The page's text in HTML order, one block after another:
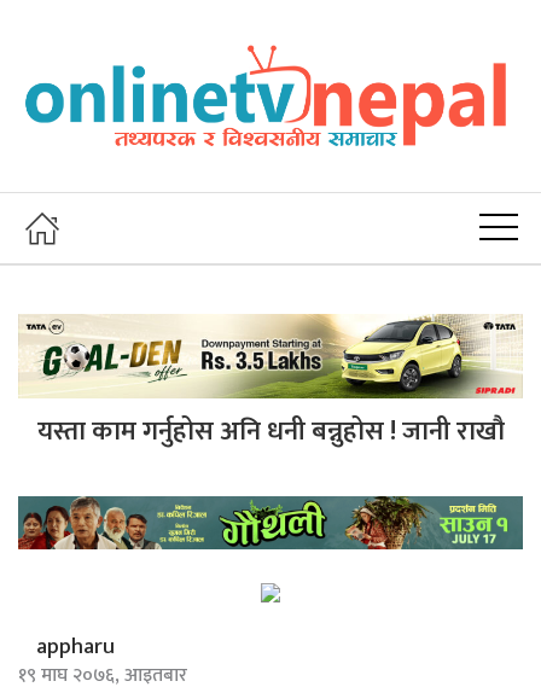
यस्ता काम गर्नुहोस अनि धनी बन्नुहोस ! जानी राखौ
appharu
१९ माघ २०७६, आइतबार